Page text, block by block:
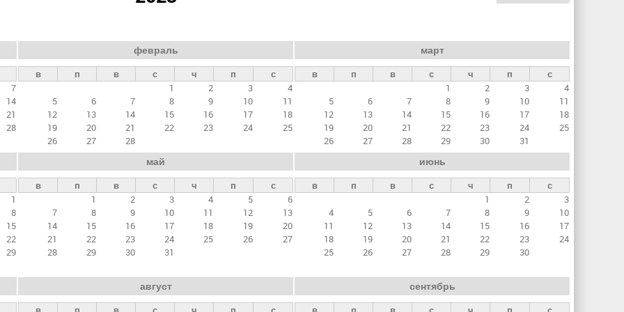
7
14
21
28
февраль
в п в с ч п
с
1
2 3
4
5
6 7 8 9 10
11
12
13 14 15 16 17
18
19
20 21 22 23 24
25
26
27 28
март
в п в с ч п
с
1
2 3
4
5
6 7 8 9 10
11
12
13 14 15 16 17
18
19
20 21 22 23 24
25
26
27 28 29 30 31
1
8
15
22
29
май
в п в с ч п
с
1
2 3 4 5
6
7
8 9 10 11 12
13
14
15 16 17 18 19
20
21
22 23 24 25 26
27
28
29 30 31
июнь
в п в с ч п
с
1
2
3
4
5 6 7 8 9
10
11
12 13 14 15 16
17
18
19 20 21 22 23
24
25
26 27 28 29 30
август сентябрь